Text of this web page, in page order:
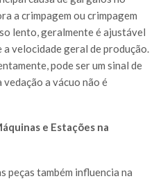
a crimpagem ou crimpagem
lento, geralmente é ajustável
velocidade geral de produção.
pode ser um sinal de
a vácuo não é
e Estações na
peças também influencia na